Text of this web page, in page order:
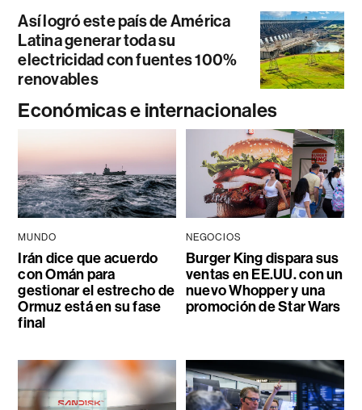
Así logró este país de América
Latina generar toda su
electricidad con fuentes 100%
renovables
Económicas e internacionales
MUNDO
Irán dice que acuerdo
con Omán para
gestionar el estrecho de
Ormuz está en su fase
final
NEGOCIOS
Burger King dispara sus
ventas en EE.UU. con un
nuevo Whopper y una
promoción de Star Wars